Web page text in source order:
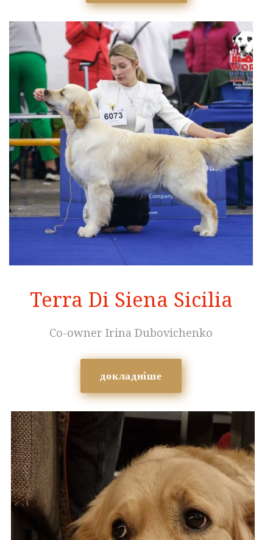
Terra Di Siena Sicilia
Co-owner Irina Dubovichenko
докладніше